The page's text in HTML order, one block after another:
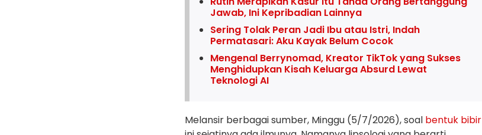
Jawab, Ini Kepribadian Lainnya
Sering Tolak Peran Jadi Ibu atau Istri, Indah
Permatasari: Aku Kayak Belum Cocok
Mengenal Berrynomad, Kreator TikTok yang Sukses
Menghidupkan Kisah Keluarga Absurd Lewat
Teknologi AI
Melansir berbagai sumber, Minggu (5/7/2026), soal bentuk bibir